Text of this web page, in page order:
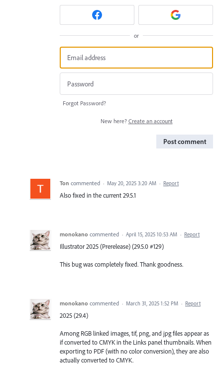
or
Forgot Password?
New here? Create an account
Post comment
Ton commented · May 20, 2025 3:20 AM · Report
Also fixed in the current 29.5.1
monokano commented · April 15, 2025 10:53 AM · Report
Illustrator 2025 (Prerelease) (29.5.0 #129)
This bug was completely fixed. Thank goodness.
monokano commented · March 31, 2025 1:52 PM · Report
2025 (29.4)
Among RGB linked images, tif, png, and jpg files appear as
if converted to CMYK in the Links panel thumbnails. When
exporting to PDF (with no color conversion), they are also
actually converted to CMYK.